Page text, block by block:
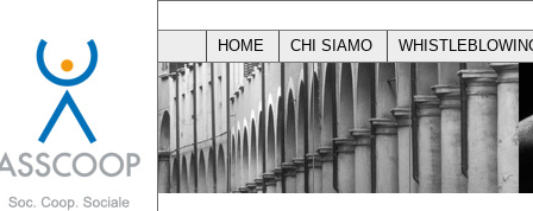
HOME CHI SIAMO